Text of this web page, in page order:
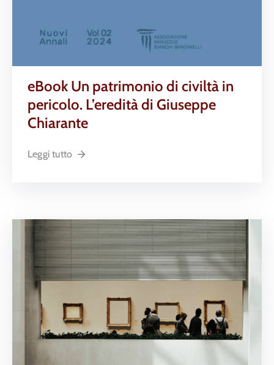
eBook Un patrimonio di civiltà in
pericolo. L’eredità di Giuseppe
Chiarante
Leggi tutto